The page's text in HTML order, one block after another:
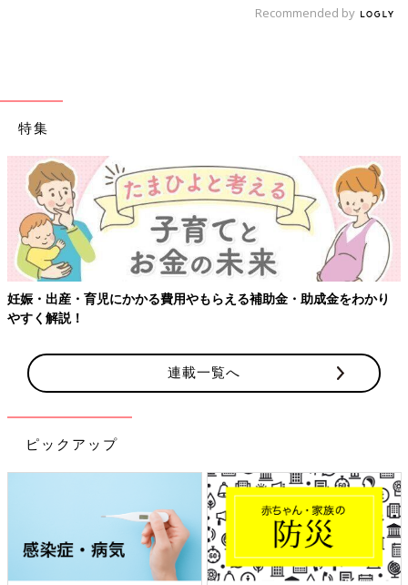
Recommended by
特集
妊娠・出産・育児にかかる費用やもらえる補助金・助成金をわかり
やすく解説！
連載一覧へ
ピックアップ